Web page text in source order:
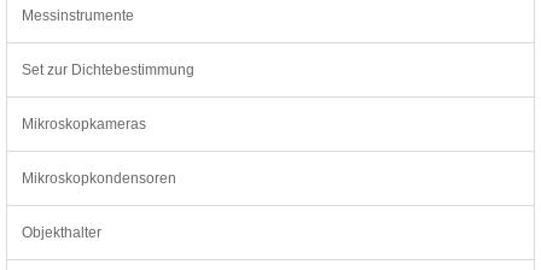
Messinstrumente
Set zur Dichtebestimmung
Mikroskopkameras
Mikroskopkondensoren
Objekthalter